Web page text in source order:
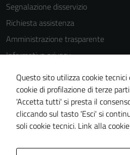
Segnalazione disservizio
Richiesta assistenza
Amministrazione trasparente
Informativa privacy
Cookie Policy
Note legali
Dichiarazione di accessibilità
Piano di miglioramento del sito
Questo sito utilizza cookie tecnici
cookie di profilazione di terze
'Accetta tutti' si presta il
cliccando sul tasto 'Esci' si
soli cookie tecnici. Link alla